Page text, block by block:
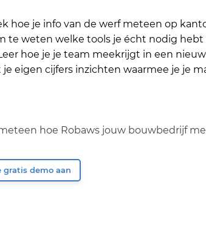
hoe je info van de werf meteen op
te weten welke tools je écht nodig
hoe je je team meekrijgt in een
je eigen cijfers inzichten waarmee je je
hoe Robaws jouw bouwbedrijf
gratis demo aan